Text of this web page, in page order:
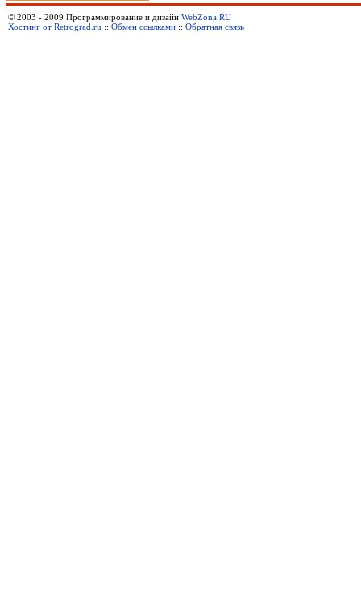
© 2003 - 2009 Программирование и дизайн WebZona.RU
Хостинг от Retrograd.ru :: Обмен ссылками :: Обратная связь